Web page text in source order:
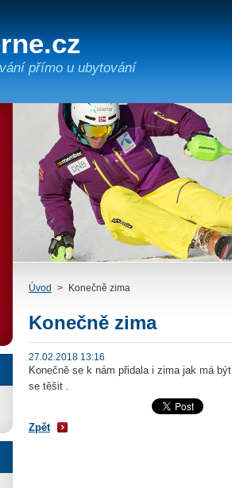
přímo u ubytování
Úvod > Konečně zima
Konečně zima
27.02.2018 13:16
Konečně se k nám přidala i zima jak má
se těšit .
Zpět